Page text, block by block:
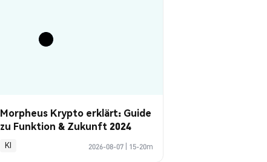
Morpheus Krypto erklärt: Guide
zu Funktion & Zukunft 2024
KI 2026-08-07 15-20m